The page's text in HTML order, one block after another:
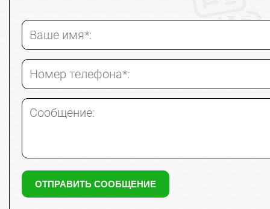
Ваше имя*:
Номер телефона*:
Сообщение: